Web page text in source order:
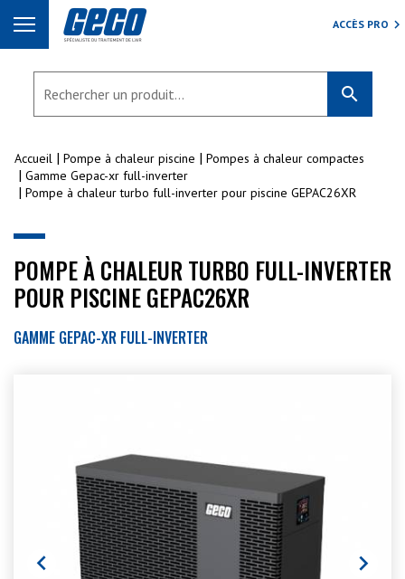
ACCÈS PRO
search
Accueil Pompe à chaleur piscine
Pompes à chaleur compactes
Gamme Gepac-xr full-inverter
Pompe à chaleur turbo full-inverter pour piscine GEPAC26XR
POMPE À CHALEUR TURBO FULL-INVERTER
POUR PISCINE GEPAC26XR
GAMME GEPAC-XR FULL-INVERTER
 